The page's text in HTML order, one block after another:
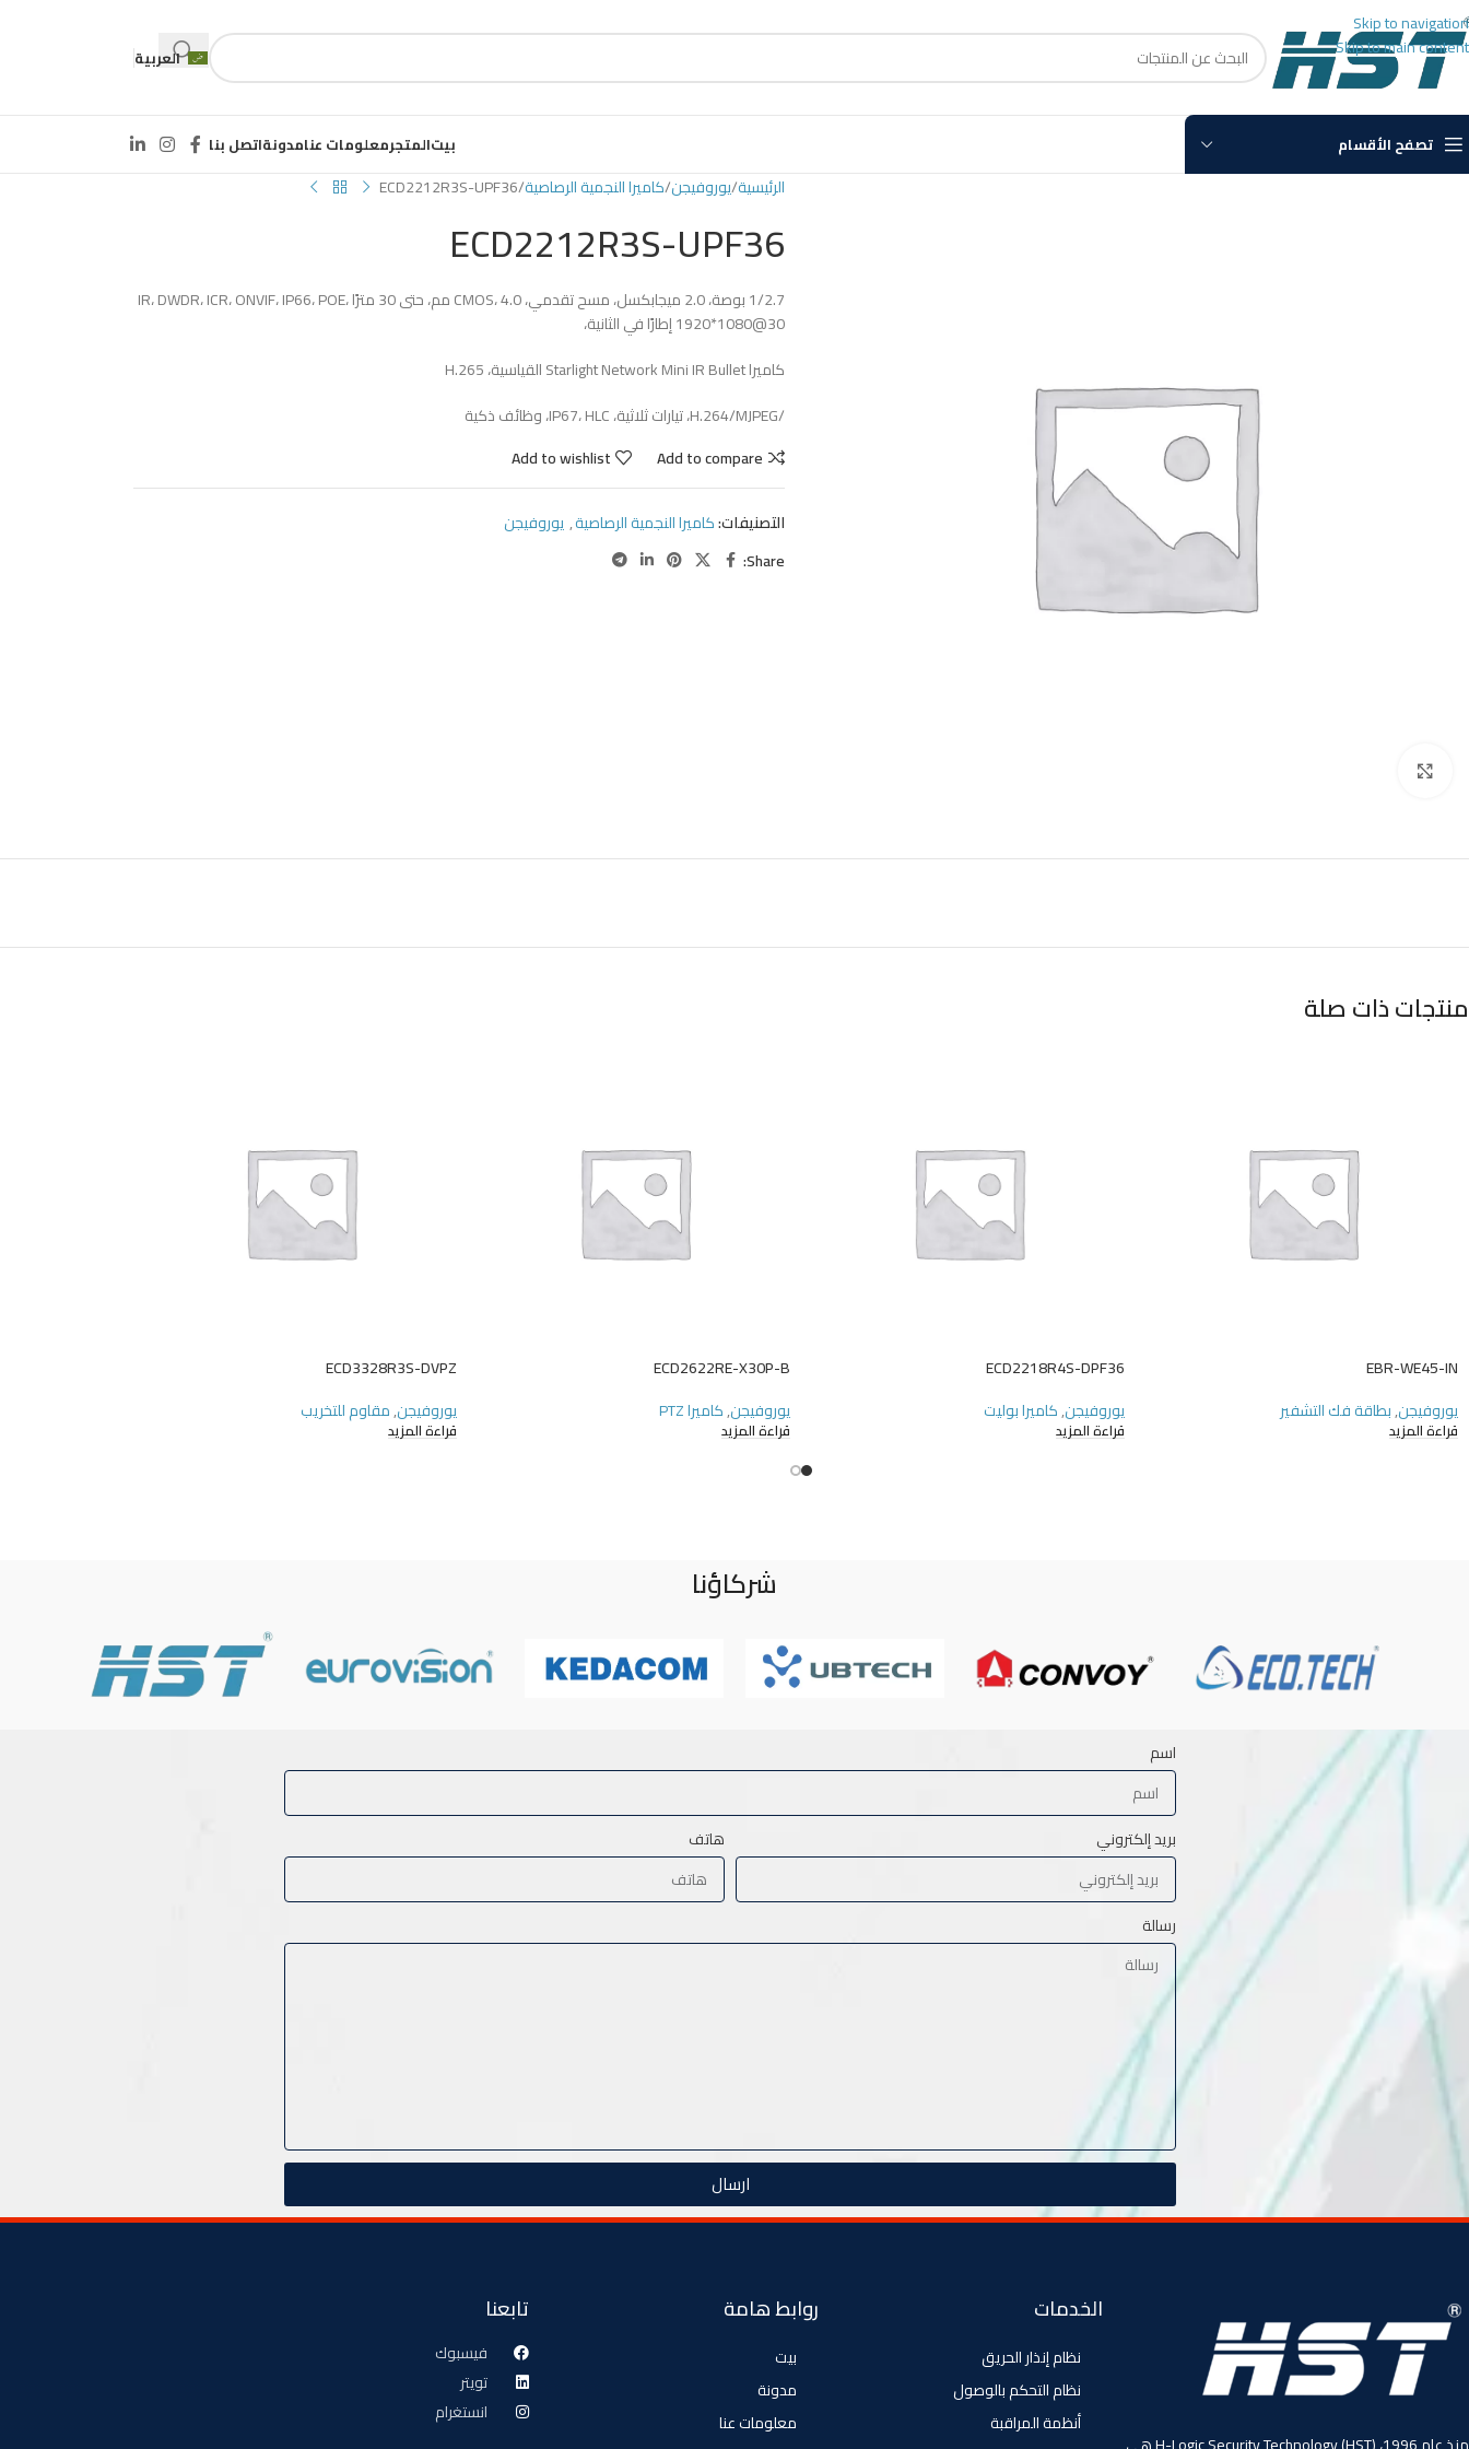
Skip to navigation
Skip to main content
العربية
تصفح الأقسام بيتالمتجرمعلومات عنامدونةاتصل بنا
الرئيسية يوروفيجن كاميرا النجمية الرصاصية ECD2212R3S-UPF36
ECD2212R3S-UPF36
1/2.7 بوصة، 2.0 ميجابكسل، مسح تقدمي، CMOS، 4.0 مم، حتى 30 مترًا IR، DWDR، ICR، ONVIF، IP66، POE،
1920*1080@30 إطارًا في الثانية،
كاميرا Starlight Network Mini IR Bullet القياسية، H.265
/H.264/MJPEG، تيارات ثلاثية، IP67، HLC، وظائف ذكية
Add to compare
Add to wishlist
التصنيفات:كاميرا النجمية الرصاصية,يوروفيجن
Share:
منتجات ذات صلة
EBR-WE45-IN
يوروفيجن,بطاقة فك التشفير
قراءة المزيد
ECD2218R4S-DPF36
يوروفيجن,كاميرا بوليت
قراءة المزيد
ECD2622RE-X30P-B
يوروفيجن,كاميرا PTZ
قراءة المزيد
ECD3328R3S-DVPZ
يوروفيجن,مقاوم للتخريب
قراءة المزيد
شركاؤنا
اسم
بريد إلكتروني هاتف
رسالة
ارسال
الخدمات
نظام إنذار الحريق
نظام التحكم بالوصول
أنظمة المراقبة
روابط هامة
بيت
مدونة
معلومات عنا
تابعنا
فيسبوك
تويتر
انستغرام